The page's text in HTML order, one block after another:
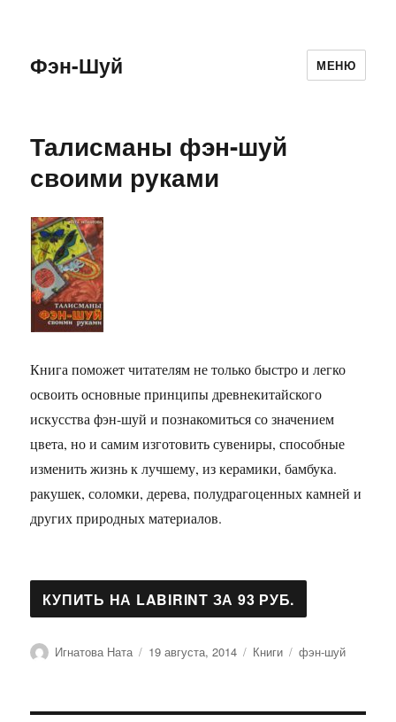
Фэн-Шуй МЕНЮ
Талисманы фэн-шуй
своими руками
Книга поможет читателям не только быстро и легко
освоить основные принципы древнекитайского
искусства фэн-шуй и познакомиться со значением
цвета, но и самим изготовить сувениры, способные
изменить жизнь к лучшему, из керамики, бамбука.
ракушек, соломки, дерева, полудрагоценных камней и
других природных материалов.
Автор
Игнатова Ната Опубликовано
19 августа, 2014 Рубрики
Книги Метки
фэн-шуй